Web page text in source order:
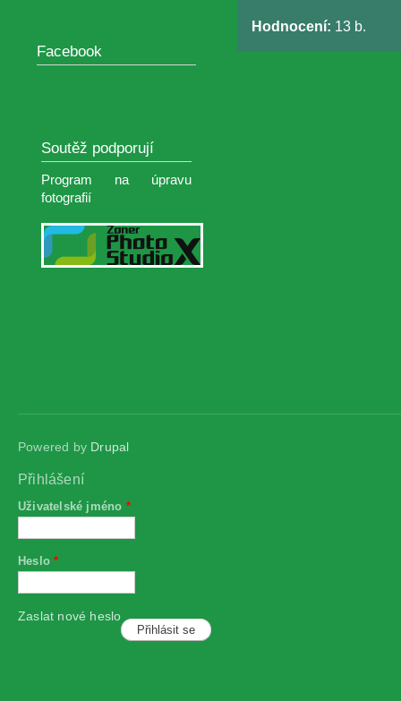
Facebook
Soutěž podporují
Program na úpravu
fotografií
Hodnocení: 13 b.
Powered by Drupal
Přihlášení
Uživatelské jméno *
Heslo*
Zaslat nové heslo